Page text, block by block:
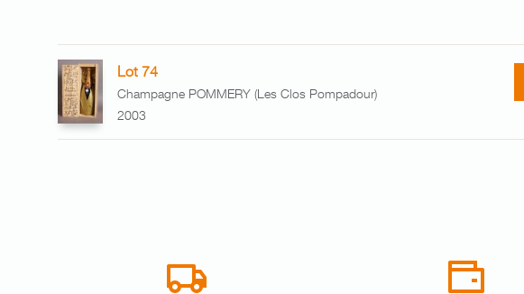
Lot 74
Champagne POMMERY (Les Clos Pompadour)
2003